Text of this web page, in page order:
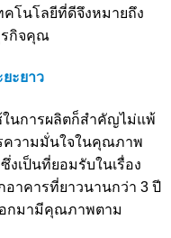
คโนโลยีที่ดีจึงหมายถึง
รกิจคุณ
ะยาว
นการผลิตก็สำคัญไม่แพ้
ความมั่นใจในคุณภาพ
ซึ่งเป็นที่ยอมรับในเรื่อง
าคารที่ยาวนานกว่า 3 ปี
อกมามีคุณภาพตาม